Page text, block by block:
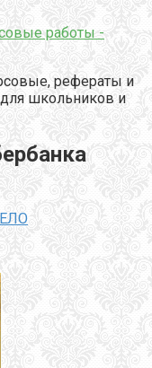
работы -
рефераты и
школьников и